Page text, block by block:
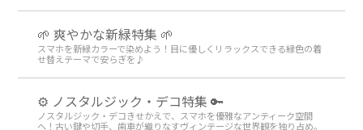
🌱 爽やかな新緑特集 🌱
スマホを新緑カラーで染めよう！目に優しくリラックスできる緑色の着
せ替えテーマで安らぎを♪
⚙️ ノスタルジック・デコ特集 🔑
ノスタルジック・デコきせかえで、スマホを優雅なアンティーク空間
へ！古い鍵や切手、歯車が織りなすヴィンテージな世界観を独り占め。